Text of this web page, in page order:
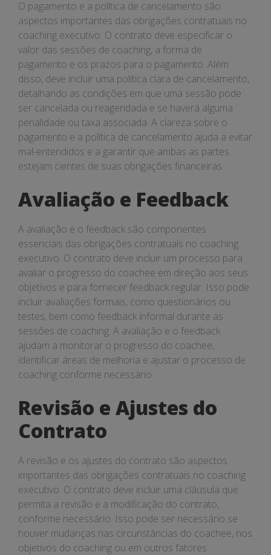
O pagamento e a política de cancelamento são
aspectos importantes das obrigações contratuais no
coaching executivo. O contrato deve especificar o
valor das sessões de coaching, a forma de
pagamento e os prazos para o pagamento. Além
disso, deve incluir uma política clara de cancelamento,
detalhando as condições em que uma sessão pode
ser cancelada ou reagendada e se haverá alguma
penalidade ou taxa associada. A clareza sobre o
pagamento e a política de cancelamento ajuda a evitar
mal-entendidos e a garantir que ambas as partes
estejam cientes de suas obrigações financeiras.
Avaliação e Feedback
A avaliação e o feedback são componentes
essenciais das obrigações contratuais no coaching
executivo. O contrato deve incluir um processo para
avaliar o progresso do coachee em direção aos seus
objetivos e para fornecer feedback regular. Isso pode
incluir avaliações formais, como questionários ou
testes, bem como feedback informal durante as
sessões de coaching. A avaliação e o feedback
ajudam a monitorar o progresso do coachee,
identificar áreas de melhoria e ajustar o processo de
coaching conforme necessário.
Revisão e Ajustes do
Contrato
A revisão e os ajustes do contrato são aspectos
importantes das obrigações contratuais no coaching
executivo. O contrato deve incluir uma cláusula que
permita a revisão e a modificação do contrato,
conforme necessário. Isso pode ser necessário se
houver mudanças nas circunstâncias do coachee, nos
objetivos do coaching ou em outros fatores